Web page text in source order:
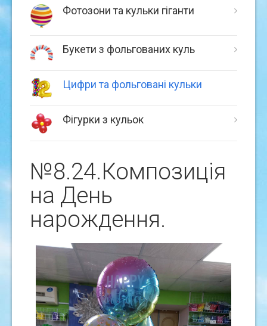
Фотозони та кульки гіганти
Букети з фольгованих куль
Цифри та фольговані кульки
Фігурки з кульок
№8.24.Композицiя
на День
нарождення.